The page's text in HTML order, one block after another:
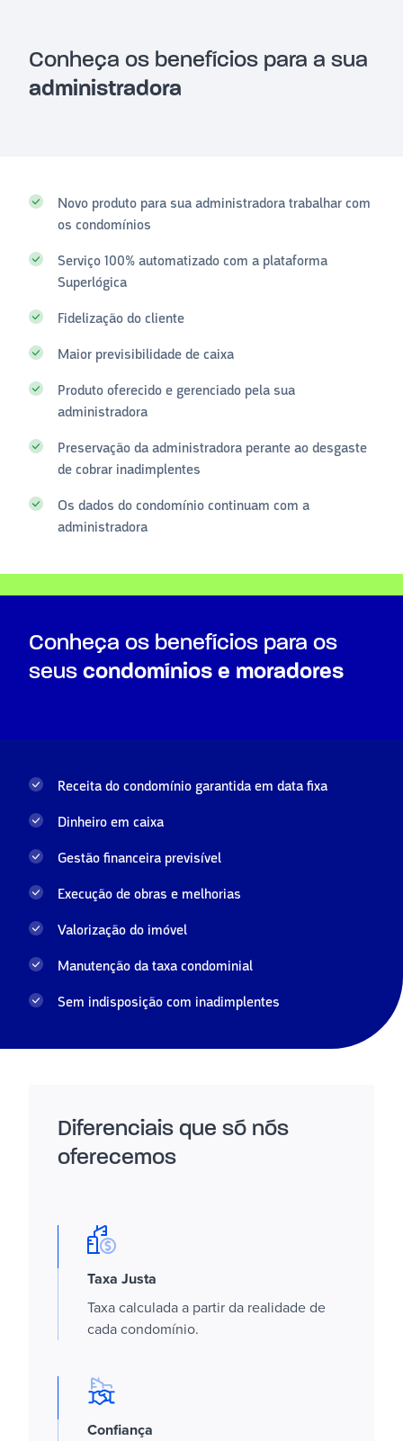
Conheça os benefícios para a sua
administradora
Novo produto para sua administradora trabalhar com
os condomínios
Serviço 100% automatizado com a plataforma
Superlógica
Fidelização do cliente
Maior previsibilidade de caixa
Produto oferecido e gerenciado pela sua
administradora
Preservação da administradora perante ao desgaste
de cobrar inadimplentes
Os dados do condomínio continuam com a
administradora
Conheça os benefícios para os
seus condomínios e moradores
Receita do condomínio garantida em data fixa
Dinheiro em caixa
Gestão financeira previsível
Execução de obras e melhorias
Valorização do imóvel
Manutenção da taxa condominial
Sem indisposição com inadimplentes
Diferenciais que só nós
oferecemos
Taxa Justa
Taxa calculada a partir da realidade de
cada condomínio.
Confiança